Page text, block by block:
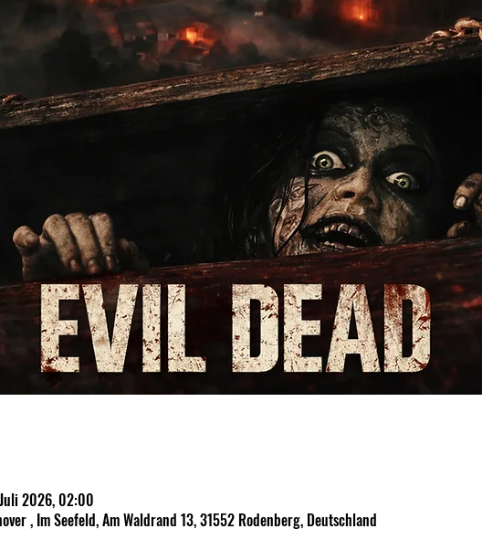
2026, 02:00
, Im Seefeld, Am Waldrand 13, 31552 Rodenberg, Deutschland